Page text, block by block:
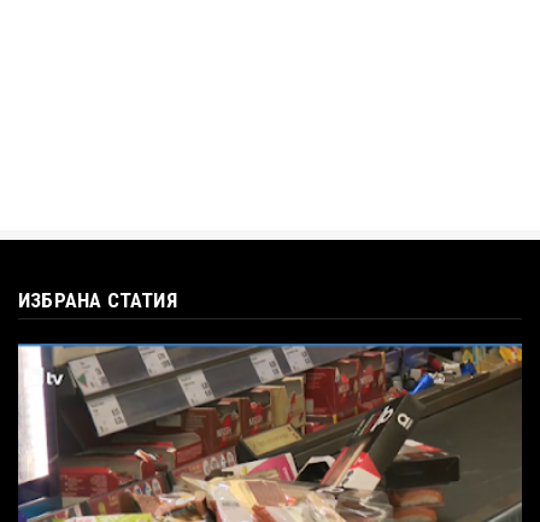
ИЗБРАНА СТАТИЯ